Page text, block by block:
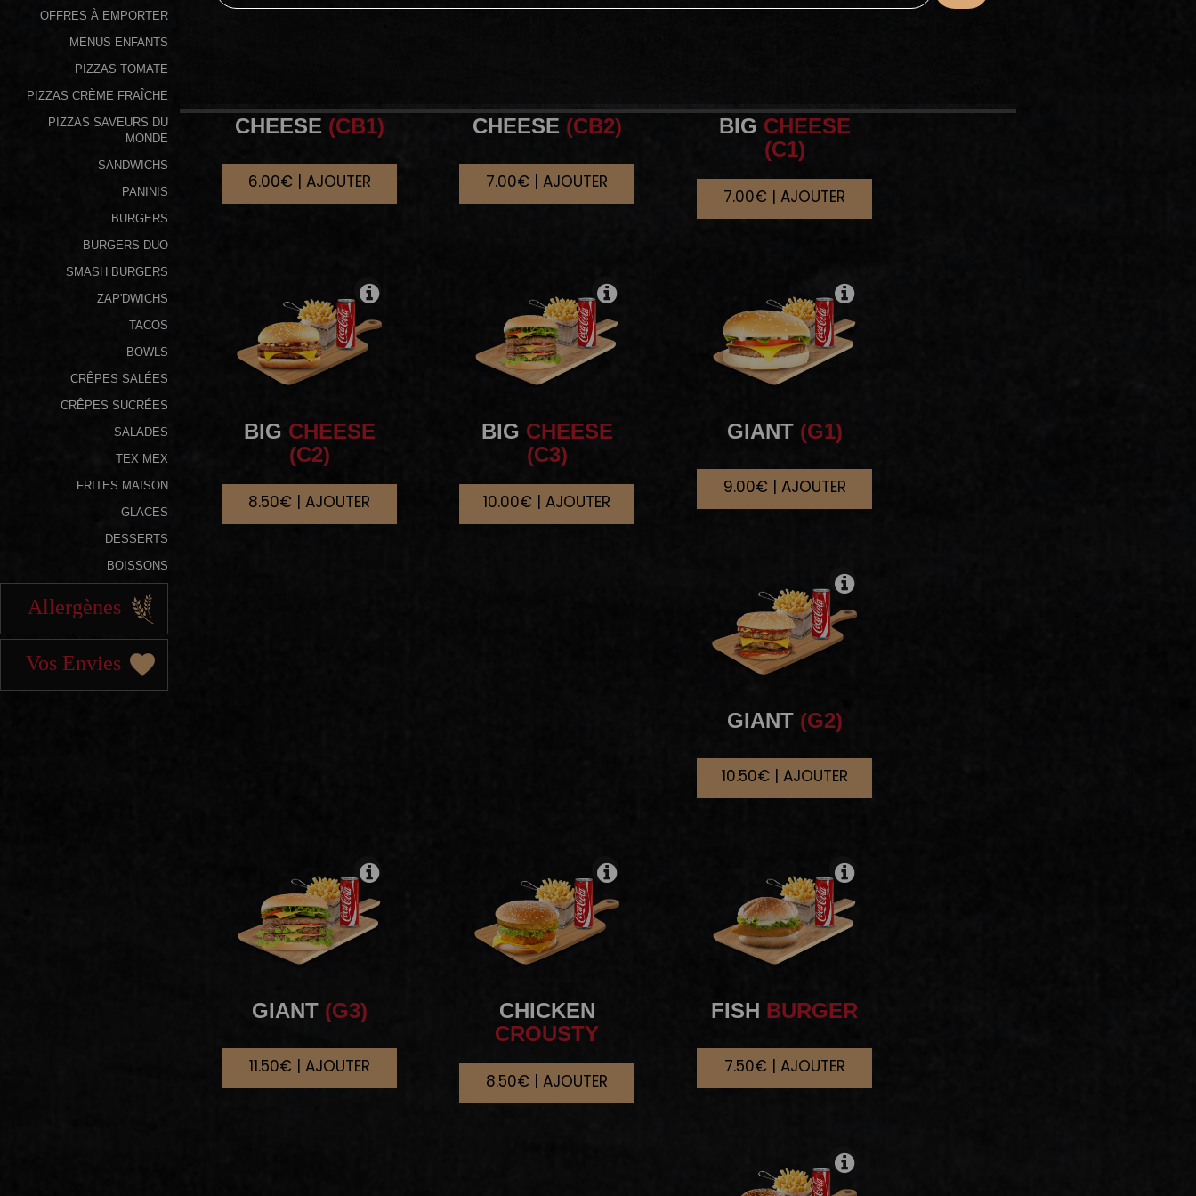
Fidélité
Vos
Avis
Zones
Livraison
OFFRES À EMPORTER
MENUS ENFANTS
PIZZAS TOMATE
PIZZAS CRÈME FRAÎCHE
PIZZAS SAVEURS DU
MONDE
SANDWICHS
PANINIS
BURGERS
BURGERS DUO
SMASH BURGERS
ZAP'DWICHS
TACOS
BOWLS
CRÊPES SALÉES
CRÊPES SUCRÉES
SALADES
TEX MEX
FRITES MAISON
GLACES
DESSERTS
BOISSONS
Allergènes
Vos Envies
CHEESE (CB1)
6.00€ | AJOUTER
CHEESE (CB2)
7.00€ | AJOUTER
BIG CHEESE
(C1)
7.00€ | AJOUTER
BIG CHEESE
(C2)
8.50€ | AJOUTER
BIG CHEESE
(C3)
10.00€ | AJOUTER
GIANT(G1)
9.00€ | AJOUTER
GIANT(G2)
10.50€ | AJOUTER
GIANT(G3)
11.50€ | AJOUTER
CHICKEN
CROUSTY
8.50€ | AJOUTER
FISH BURGER
7.50€ | AJOUTER